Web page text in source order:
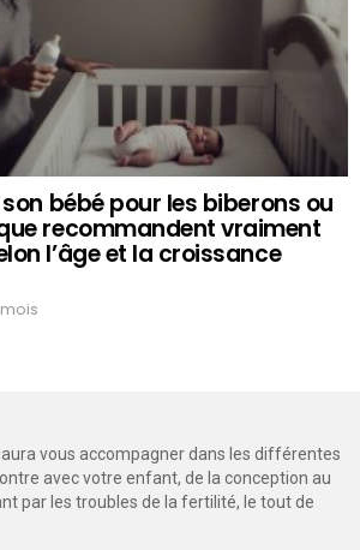
bébé pour les biberons ou
recommandent vraiment
l’âge et la croissance
vous accompagner dans les différentes
avec votre enfant, de la conception au
par les troubles de la fertilité, le tout de